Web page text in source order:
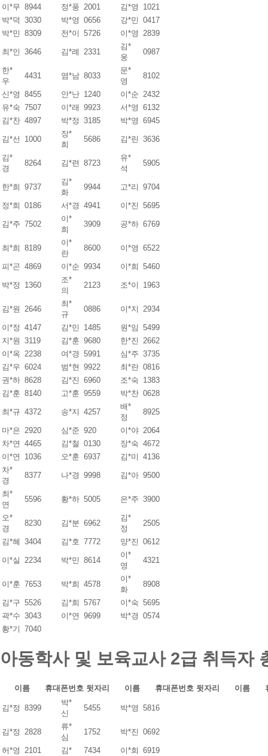
이*무 8944 정*풍 2001 김*영
1021
박*덕 3030 박*영 0656 강*민 0417
박*민 8309 전*이 5726 이*영 2839
최*인 3646 김*례 2331
김*
웅
0987
한*
우
4431 염*남 8033
문*
영
8102
신*영 8455 안*난 1240 이*순 2432
유*숙 7507 이*래 9923 서*영 6132
김*찬 4897 박*정 3185 박*영 6945
김*선 1000
장*
희
5686 김*린 3636
김*
경
8264 김*련 8723
유*
석
5905
한*희 9737
김*
화
9944 고*리 9704
정*희 0186 서*경 4941 이*진 5695
김*주 7502
이*
희
3909 공*하 6769
최*희 8189
이*
란
8600 이*영 6522
피*곤 4869 이*순 9934 이*희 5460
박*정 1360
조*
의
2123 조*이 1963
김*원 2646
최*
규
0886 이*지 2934
이*정 4147 김*민 1485 원*임 5499
지*원 3119 김*훈 9680 한*진 2662
이*옥 2238 여*경 5991 심*주 3735
김*우 6024 범*현 9922 최*란 0816
권*하 8628 김*진 6960 조*숙 1383
김*훈 8140 고*훈 9559 박*찬 0628
최*규 4372 송*지 4257
배*
정
8925
마*은 2920 심*준 920 이*야 2064
차*연 4465 김*철 0130 장*숙 4672
이*연
1036 오*훈 6937 김*미 4136
차*
경
8377 나*경 9998 김*아 9500
최*
연
5596 황*하 5005 은*주 3900
오*
경
8230 김*분 6962
김*
정
2505
김*혜 3404 김*호 7772 양*진 0612
이*실 2234 박*민 8614
이*
영
4321
이*훈 7653 박*희 4578
이*
화
8908
김*구 5526 김*희 5767 이*숙 5695
곽*수 3043 이*연 9699 박*경 0574
황*기 7040
아동학사 및 보육교사 2급 취득자
이름 휴대폰번호 뒷자리 이름 휴대폰번호 뒷자리 이름
김*정 8399
박*
신
5455 박*영 5816
김*정 2828
류*
심
1752 박*진 0692
허*영 2101 김* 7434 이*희 6919